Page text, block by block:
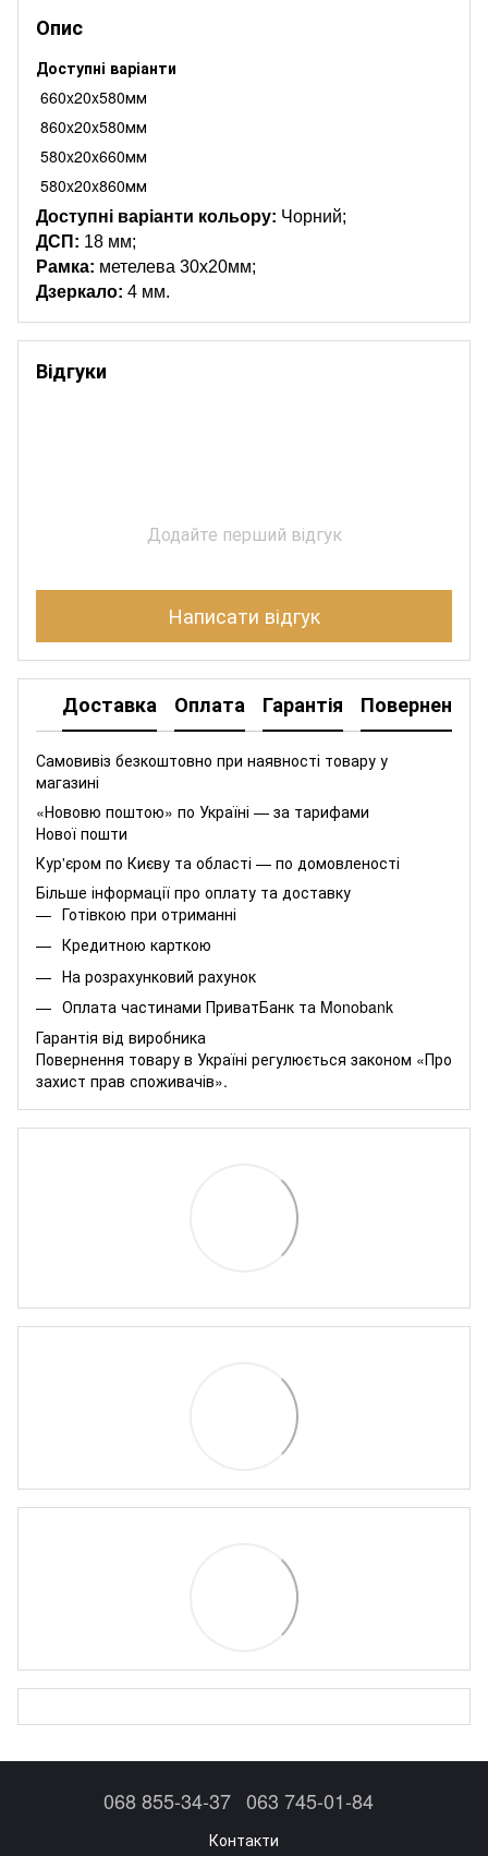
Опис
Доступні варіанти
660x20x580мм
860x20x580мм
580x20x660мм
580x20x860мм
Доступні варіанти кольору: Чорний;
ДСП: 18 мм;
Рамка: метелева 30х20мм;
Дзеркало: 4 мм.
Відгуки
Додайте перший відгук
Написати відгук
Доставка Оплата Гарантія Повернення
Самовивіз безкоштовно при наявності товару у
магазині
«Нововю поштою» по Україні — за тарифами
Нової пошти
Кур'єром по Києву та області — по домовленості
Більше інформації про оплату та доставку
Готівкою при отриманні
Кредитною карткою
На розрахунковий рахунок
Оплата частинами ПриватБанк та Monobank
Гарантія від виробника
Повернення товару в Україні регулюється законом «Про
захист прав споживачів».
068 855-34-37 063 745-01-84
Контакти